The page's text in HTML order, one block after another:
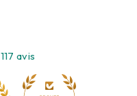
117 avis